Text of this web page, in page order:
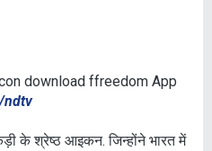
download ffreedom App
ndtv
के श्रेष्ठ आइकन. जिन्होंने भारत में